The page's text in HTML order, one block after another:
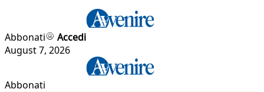
Abbonati
Accedi
August 7, 2026
Abbonati